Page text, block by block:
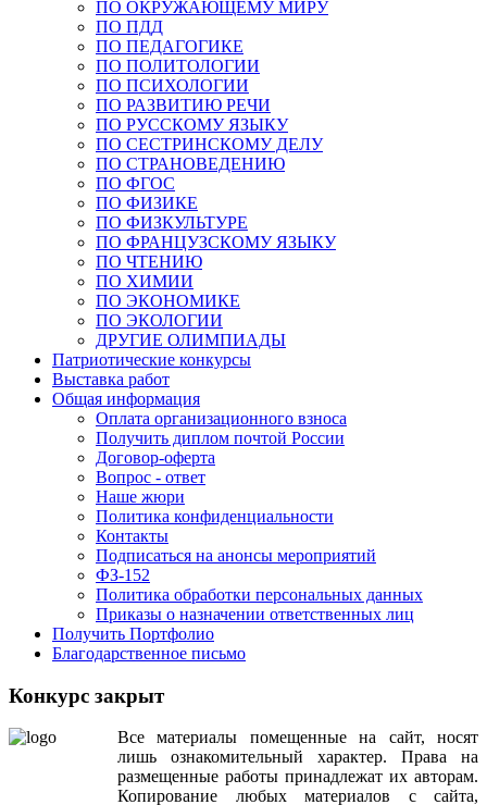
ПО ОКРУЖАЮЩЕМУ МИРУ
ПО ПДД
ПО ПЕДАГОГИКЕ
ПО ПОЛИТОЛОГИИ
ПО ПСИХОЛОГИИ
ПО РАЗВИТИЮ РЕЧИ
ПО РУССКОМУ ЯЗЫКУ
ПО СЕСТРИНСКОМУ ДЕЛУ
ПО СТРАНОВЕДЕНИЮ
ПО ФГОС
ПО ФИЗИКЕ
ПО ФИЗКУЛЬТУРЕ
ПО ФРАНЦУЗСКОМУ ЯЗЫКУ
ПО ЧТЕНИЮ
ПО ХИМИИ
ПО ЭКОНОМИКЕ
ПО ЭКОЛОГИИ
ДРУГИЕ ОЛИМПИАДЫ
Патриотические конкурсы
Выставка работ
Общая информация
Оплата организационного взноса
Получить диплом почтой России
Договор-оферта
Вопрос - ответ
Наше жюри
Политика конфиденциальности
Контакты
Подписаться на анонсы мероприятий
ФЗ-152
Политика обработки персональных данных
Приказы о назначении ответственных лиц
Получить Портфолио
Благодарственное письмо
Конкурс закрыт
Все материалы помещенные на сайт,носят
лишь
ознакомительный характер. Права
на
размещенные работы принадлежат их авторам.
Копирование
любых материалов с сайта,